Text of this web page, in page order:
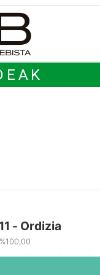
- Ordizia